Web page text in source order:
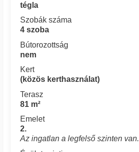
tégla
Szobák száma
4 szoba
Bútorozottság
nem
Kert
(közös kerthasználat)
Terasz
81 m²
Emelet
2.
Az ingatlan a legfelső szinten van.